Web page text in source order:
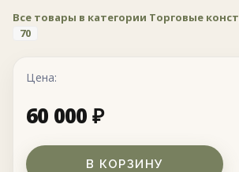
Все товары в категории Торговые
70
Цена:
60 000₽
В КОРЗИНУ